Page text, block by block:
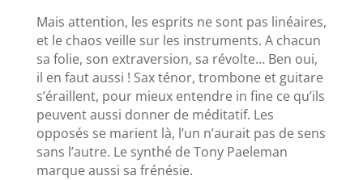
Mais attention, les esprits ne sont pas linéaires,
et le chaos veille sur les instruments. A chacun
sa folie, son extraversion, sa révolte… Ben oui,
il en faut aussi ! Sax ténor, trombone et guitare
s’éraillent, pour mieux entendre in fine ce qu’ils
peuvent aussi donner de méditatif. Les
opposés se marient là, l’un n’aurait pas de sens
sans l’autre. Le synthé de Tony Paeleman
marque aussi sa frénésie.